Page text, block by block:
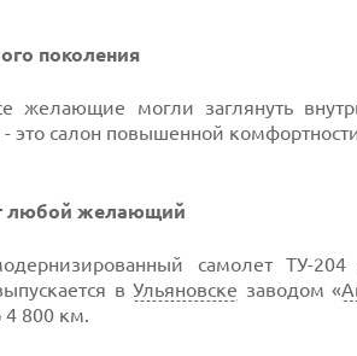
поколения
желающие могли заглянуть
это салон повышенной
любой желающий
самолет ТУ-
вУльяновске заводом «
4 800 км.